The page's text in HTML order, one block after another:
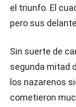
el triunfo. El
pero sus
Sin suerte de
segunda mitad
los nazarenos
cometieron